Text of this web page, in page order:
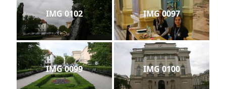
IMG 0102 IMG 0097
IMG 0099 IMG 0100